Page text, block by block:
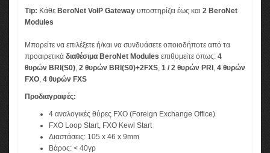
Tip: Κάθε BeroNet VoIP Gateway υποστηρίζει έως και 2 BeroNet
Modules
Μπορείτε να επιλέξετε ή/και να συνδυάσετε οποιοδήποτε από τα
προαιρετικά διαθέσιμα BeroNet Modules επιθυμείτε όπως: 4
θυρών BRI(S0), 2 θυρών BRI(S0)+2FXS, 1 / 2 θυρών PRI , 4 θυρών
FXO, 4 θυρών FXS
Προδιαγραφές:
4 αναλογικές θύρες FXO (Foreign Exchange Office)
FXO Loop Start, FXO Kewl Start
Διαστάσεις: 105 x 46 x 9mm
Βάρος: < 40γρ